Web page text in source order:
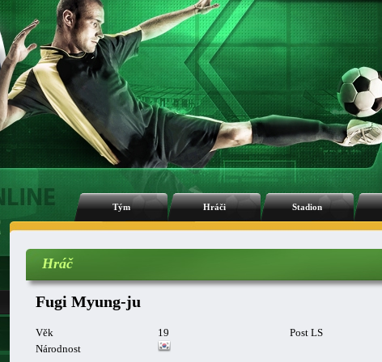
Tým Hráči Stadion
Hráč
Fugi Myung-ju
Věk 19
Post LS
Národnost